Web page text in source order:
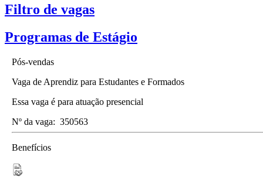
Filtro de vagas
Programas de Estágio
Pós-vendas
Vaga de Aprendiz para Estudantes e Formados
Essa vaga é para atuação presencial
Nº da vaga: 350563
Benefícios